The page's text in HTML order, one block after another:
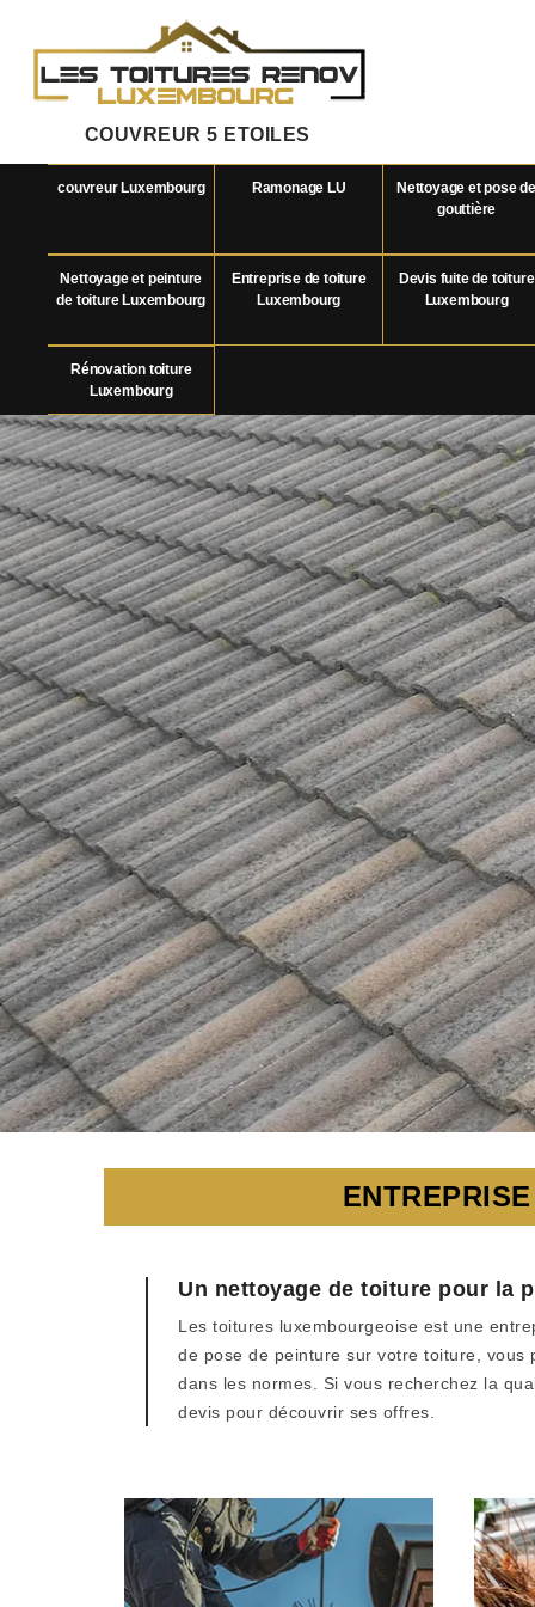
COUVREUR 5 ETOILES
couvreur Luxembourg Ramonage LU
Nettoyage et pose de
gouttière
Nettoyage et peinture
de toiture Luxembourg
Entreprise de toiture
Luxembourg
Devis fuite de toiture
Luxembourg
Rénovation toiture
Luxembourg
Un nettoyage de toiture pour la
Les toitures luxembourgeoise est une
de pose de peinture sur votre toiture,
dans les normes. Si vous recherchez la
devis pour découvrir ses offres.